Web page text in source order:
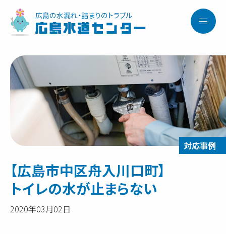
広島の水漏れ・詰まりのトラブル
広島水道センター
【広島市中区舟入川口町】
トイレの水が止まらない
2020年03月02日